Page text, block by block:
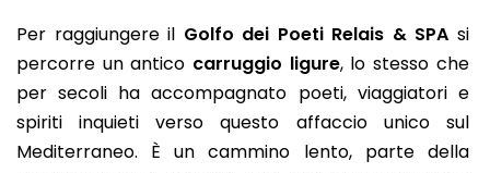
Per raggiungere il Golfo dei Poeti Relais & SPA si
percorre un antico carruggio ligure, lo stesso che
per secoli ha accompagnato poeti, viaggiatori e
spiriti inquieti verso questo affaccio unico sul
Mediterraneo. È un cammino lento, parte della